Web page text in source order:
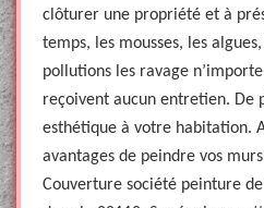
clôturer une propriété et à
temps, les mousses, les
pollutions les ravage
reçoivent aucun entretien. De
esthétique à votre habitation.
avantages de peindre vos
Couverture société peinture